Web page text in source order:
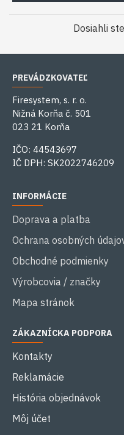
Dosiahli
PREVÁDZKOVATEĽ
Firesystem, s. r. o.
Nižná Korňa č. 501
023 21 Korňa
IČO: 44543697
IČ DPH: SK2022746209
INFORMÁCIE
Doprava a platba
Ochrana osobných
Obchodné podmienky
Výrobcovia / značky
Mapa stránok
ZÁKAZNÍCKA PODPORA
Kontakty
Reklamácie
História objednávok
Môj účet